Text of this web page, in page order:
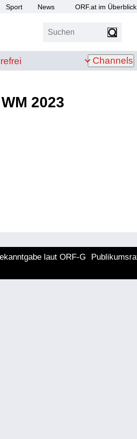
Sport News ORF.at im Überblick
Suchen
Channels
2023
laut ORF-G